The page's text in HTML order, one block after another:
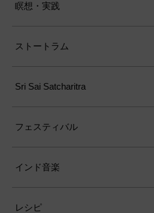
瞑想・実践
ストートラム
Sri Sai Satcharitra
フェスティバル
インド音楽
レシピ